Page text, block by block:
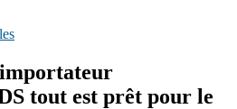
tout est prêt pour le